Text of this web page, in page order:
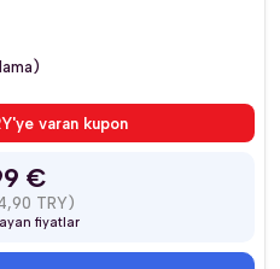
varan kupon
€
TRY)
fiyatlar